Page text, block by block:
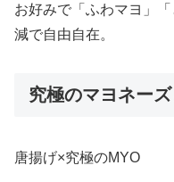
お好みで「ふわマヨ」
減で自由自在。
究極のマヨネー
唐揚げ×究極のMYO